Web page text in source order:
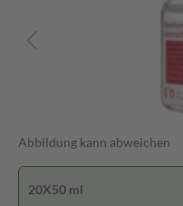
Abbildung kann abweichen
20X50 ml